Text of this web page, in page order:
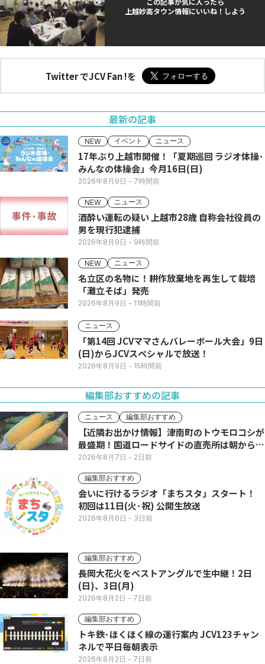
上越妙高タウン情報にいいね！しよう
Twitter でJCV Fan !を
最新の記事
NEW イベント ニュース
17年ぶり上越市開催！「夏期巡回 ラジオ体操･
みんなの体操会」今月16日(日)
2026年8月9日 - 7時間前
NEW ニュース
酒酔い運転の疑い 上越市28歳 自称会社役員の
男を現行犯逮捕
2026年8月9日 - 9時間前
NEW ニュース
名立区の名物に！耕作放棄地を再生して栽培
「灘立そば」発売
2026年8月9日 - 11時間前
ニュース
「第14回 JCVママさんバレーボール大会」9日
(日)からJCVスペシャルで放送！
2026年8月9日 - 15時間前
編集部おすすめの記事
ニュース 編集部おすすめ
【近隣お出かけ情報】津南町のトウモロコシが
最盛期！国道ロードサイドの直売所は朝から長
い列
2026年8月7日 - 2日前
編集部おすすめ
会いに行けるラジオ「まちスタ」スタート！
初回は11日(火･祝) 公開生放送
2026年8月6日 - 3日前
編集部おすすめ
長岡大花火をベストアングルで生中継！2日
(日)、3日(月)
2026年8月2日 - 7日前
編集部おすすめ
トキ鉄･ほくほく線の運行案内 JCV123チャン
ネルで平日毎朝表示
2026年8月2日 - 7日前